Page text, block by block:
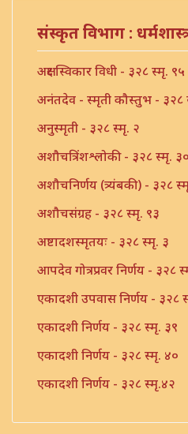
संस्कृत विभाग :
अक्षर स्विकार विधी - ३२८ स्मृ. ९५
अनंतदेव - स्मृती कौस्तुभ - ३२८
अनुस्मृती - ३२८ स्मृ. २
अशौचत्रिंशश्लोकी - ३२८ स्मृ. ३०
अशौचनिर्णय (त्र्यंबकी) - ३२८
अशौचसंग्रह - ३२८ स्मृ. ९३
अष्टादशस्मृतयः - ३२८ स्मृ. ३
आपदेव गोत्रप्रवर निर्णय - ३२८
एकादशी उपवास निर्णय - ३२८
एकादशी निर्णय - ३२८ स्मृ. ३९
एकादशी निर्णय - ३२८ स्मृ. ४०
एकादशी निर्णय - ३२८ स्मृ.४२